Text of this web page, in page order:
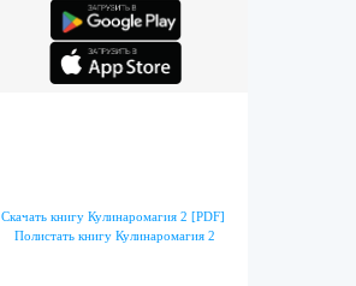
Скачать книгу Кулинаромагия 2 [PDF]
Полистать книгу Кулинаромагия 2